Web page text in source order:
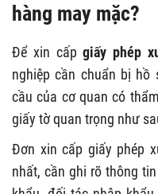
hàng may mặc?
Để xin cấpgiấy phép
nghiệp cần chuẩn bị
cầu của cơ quan có
giấy tờ quan trọng như
Đơn xin cấp giấy phép
nhất, cần ghi rõ thông